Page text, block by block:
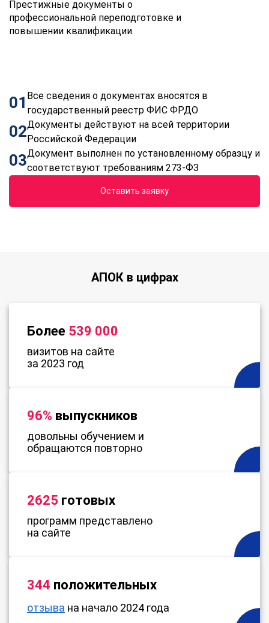
Престижные документы о
профессиональной переподготовке и
повышении квалификации.
01 Все сведения о документах вносятся в
государственный реестр ФИС ФРДО
02Документы действуют на всей территории
Российской Федерации
03Документ выполнен по установленному образцу и
соответствуют требованиям 273-ФЗ
Оставить заявку
АПОК в цифрах
Более 539 000
визитов на сайте
за 2023 год
96% выпускников
довольны обучением и
обращаются повторно
2625 готовых
программ представлено
на сайте
344 положительных
отзыва на начало 2024 года